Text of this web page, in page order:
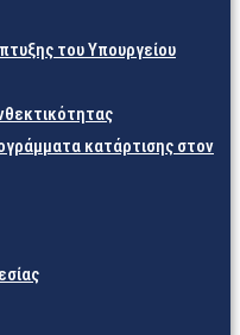
του Υπουργείου
κατάρτισης στον